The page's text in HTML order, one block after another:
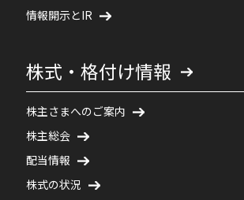
情報開示とIR
株式・格付け情報
株主さまへのご案内
株主総会
配当情報
株式の状況